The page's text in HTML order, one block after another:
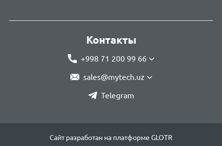
Контакты
+998 71 200 99 66
sales@mytech.uz
Telegram
Сайт разработан на платформе GLOTR